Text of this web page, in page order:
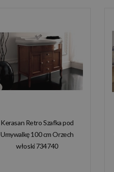
Kerasan Retro Szafka pod
Umywalkę 100 cm Orzech
włoski 734740